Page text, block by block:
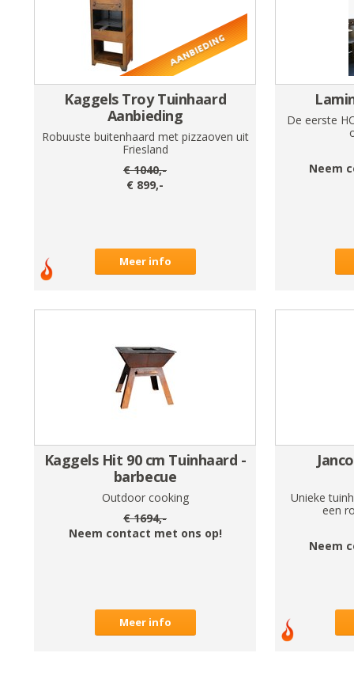
Kaggels Troy Tuinhaard
Aanbieding
Robuuste buitenhaard met pizzaoven uit
Friesland
€1040,-
€ 899,-
Meer info
De eerste
Neem
Kaggels Hit 90 cm Tuinhaard -
barbecue
Outdoor cooking
€1694,-
Neem contact met ons op!
Meer info
Unieke
een
Neem